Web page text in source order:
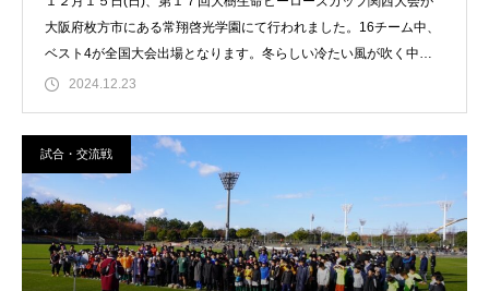
大阪府枚方市にある常翔啓光学園にて行われました。16チーム中、
ベスト4が全国大会出場となります。冬らしい冷たい風が吹く中、
甲東６年生はま
2024.12.23
試合・交流戦